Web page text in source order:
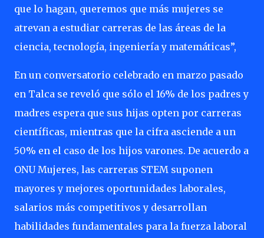
que lo hagan, queremos que más mujeres se
atrevan a estudiar carreras de las áreas de la
ciencia, tecnología, ingeniería y matemáticas”,
En un conversatorio celebrado en marzo pasado
en Talca se reveló que sólo el 16% de los padres y
madres espera que sus hijas opten por carreras
científicas, mientras que la cifra asciende a un
50% en el caso de los hijos varones. De acuerdo a
ONU Mujeres, las carreras STEM suponen
mayores y mejores oportunidades laborales,
salarios más competitivos y desarrollan
habilidades fundamentales para la fuerza laboral